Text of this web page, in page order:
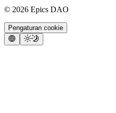
© 2026 Epics DAO
Pengaturan cookie